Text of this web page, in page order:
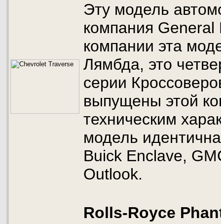
Эту модель
компания
компании эта
Лямбда, это
серии
выпущены этой
техническим
модель
Buick Enclave,
Outlook.
Rolls-Royce